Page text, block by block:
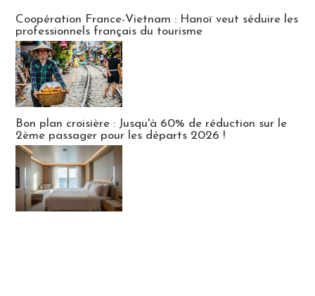
Coopération France-Vietnam : Hanoï veut séduire les
professionnels français du tourisme
Bon plan croisière : Jusqu'à 60% de réduction sur le
2ème passager pour les départs 2026 !